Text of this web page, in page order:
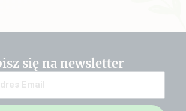
się na newsletter